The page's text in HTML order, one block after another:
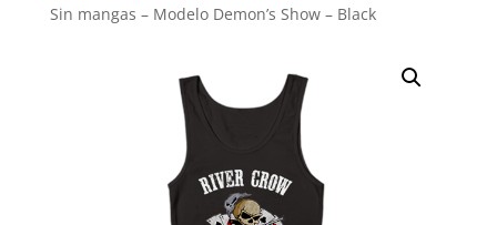
Sin mangas – Modelo Demon’s Show – Black